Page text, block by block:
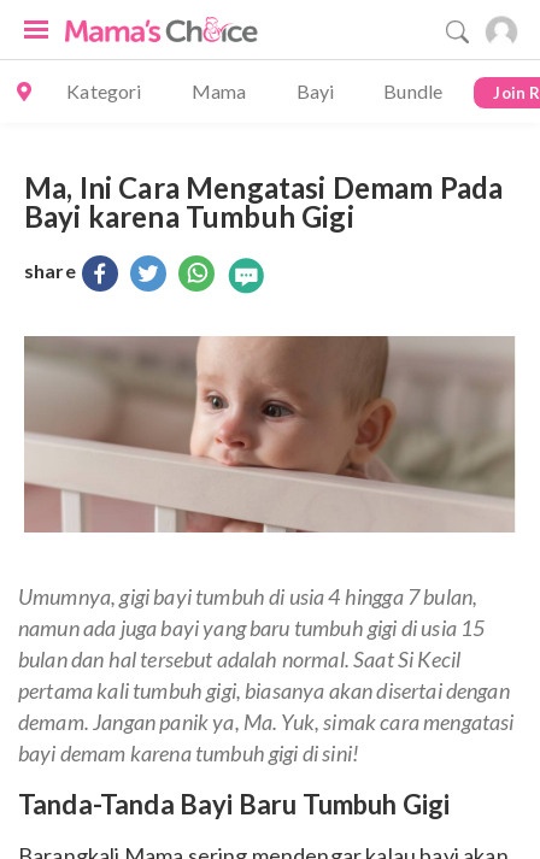
Kategori Mama Bayi Bundle Join
Ma, Ini Cara Mengatasi Demam Pada
Bayi karena Tumbuh Gigi
share
Umumnya, gigi bayi tumbuh di usia 4 hingga 7 bulan,
namun ada juga bayi yang baru tumbuh gigi di usia 15
bulan dan hal tersebut adalah normal. Saat Si Kecil
pertama kali tumbuh gigi, biasanya akan disertai dengan
demam. Jangan panik ya, Ma. Yuk, simak cara mengatasi
bayi demam karena tumbuh gigi di sini!
Tanda-Tanda Bayi Baru Tumbuh Gigi